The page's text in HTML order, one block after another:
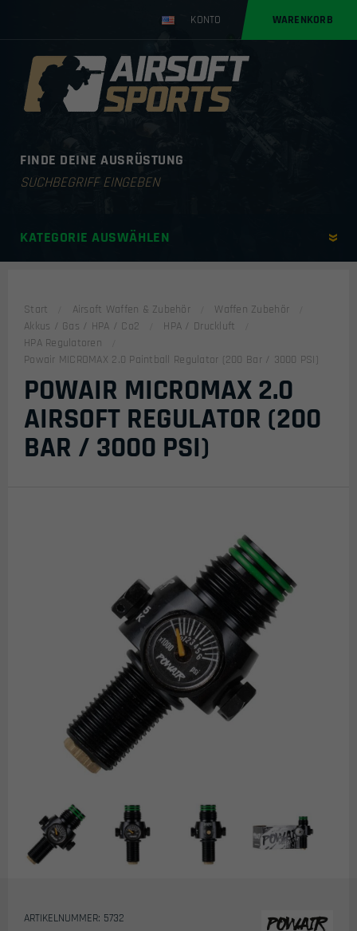
KONTO WARENKORB
FINDE DEINE AUSRÜSTUNG
Products
KATEGORIE AUSWÄHLEN
Start Airsoft Waffen & Zubehör
Waffen Zubehör
Akkus / Gas / HPA / Co2
HPA / Druckluft
HPA Regulatoren
Powair MICROMAX 2.0 Paintball Regulator (200 Bar / 3000 PSI)
POWAIR MICROMAX 2.0
AIRSOFT REGULATOR (200
BAR / 3000 PSI)
ARTIKELNUMMER: 5732